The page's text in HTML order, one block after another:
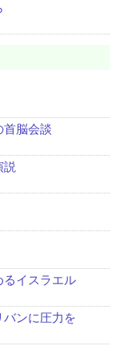
首脳会談
イスラエル
ンに圧力を